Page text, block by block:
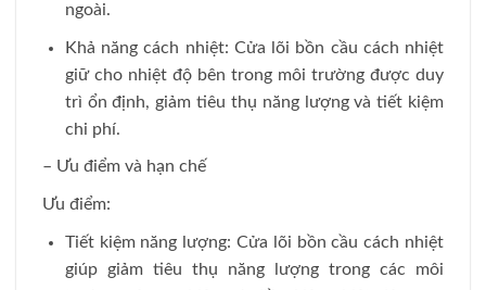
ngoài.
Khả năng cách nhiệt: Cửa lõi bồn cầu cách nhiệt
giữ cho nhiệt độ bên trong môi trường được duy
trì ổn định, giảm tiêu thụ năng lượng và tiết kiệm
chi phí.
– Ưu điểm và hạn chế
Ưu điểm:
Tiết kiệm năng lượng: Cửa lõi bồn cầu cách nhiệt
giúp giảm tiêu thụ năng lượng trong các môi